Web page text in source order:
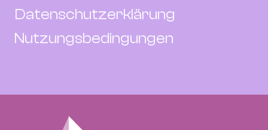
Datenschutzerklärung
Nutzungsbedingungen